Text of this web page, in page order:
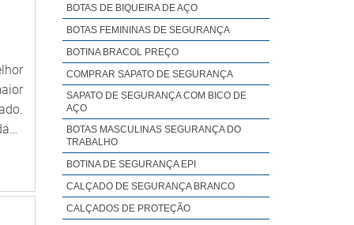
BOTAS DE BIQUEIRA DE AÇO
BOTAS FEMININAS DE SEGURANÇA
BOTINA BRACOL PREÇO
COMPRAR SAPATO DE SEGURANÇA
SAPATO DE SEGURANÇA COM BICO DE
AÇO
BOTAS MASCULINAS SEGURANÇA DO
TRABALHO
BOTINA DE SEGURANÇA EPI
CALÇADO DE SEGURANÇA BRANCO
CALÇADOS DE PROTEÇÃO